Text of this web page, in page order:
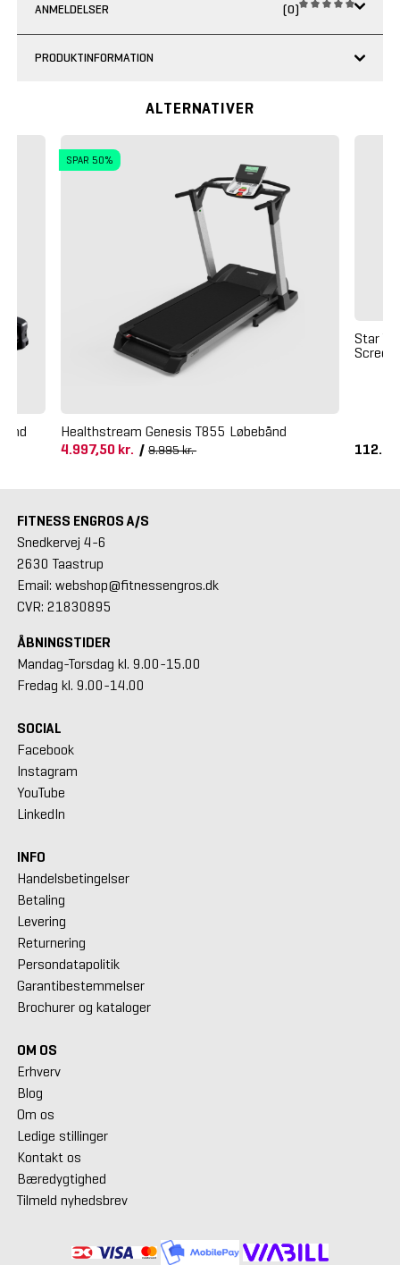
ANMELDELSER (0)
PRODUKTINFORMATION
ALTERNATIVER
SPAR 50%
Healthstream Genesis T855 Løbebånd
4.997,50 kr./ 9.995 kr.
Star
Screen
FITNESS ENGROS A/S
Snedkervej 4-6
2630 Taastrup
Email: webshop@fitnessengros.dk
CVR: 21830895
ÅBNINGSTIDER
Mandag-Torsdag kl. 9.00-15.00
Fredag kl. 9.00-14.00
SOCIAL
Facebook
Instagram
YouTube
LinkedIn
INFO
Handelsbetingelser
Betaling
Levering
Returnering
Persondatapolitik
Garantibestemmelser
Brochurer og kataloger
OM OS
Erhverv
Blog
Om os
Ledige stillinger
Kontakt os
Bæredygtighed
Tilmeld nyhedsbrev